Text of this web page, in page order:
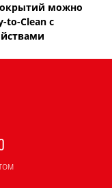
можно
to-Clean с